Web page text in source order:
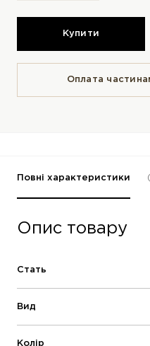
Купити
Оплата
Повні характеристики
Опис товару
Стать
Вид
Колір